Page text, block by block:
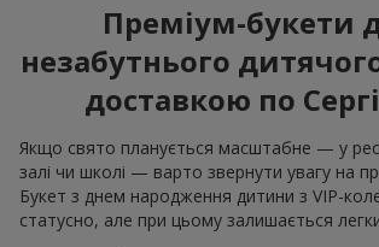
Преміум-букети
незабутнього
доставкою по
Якщо свято планується масштабне — у
залі чи школі — варто звернути увагу на
Букет з днем народження дитини з VIP-
статусно, але при цьому залишається